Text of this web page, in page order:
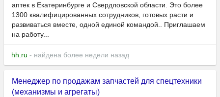
аптек в Екатеринбурге и Свердловской области. Это более
1300 квалифицированных сотрудников, готовых расти и
развиваться вместе, одной единой командой.. Приглашаем
на работу...
hh.ru - найдена более недели назад
Менеджер по продажам запчастей для спецтехники
(механизмы и агрегаты)